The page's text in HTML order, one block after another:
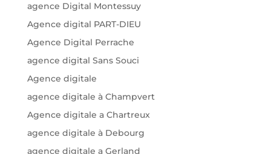
agence Digital Montessuy
Agence digital PART-DIEU
Agence Digital Perrache
agence digital Sans Souci
Agence digitale
agence digitale à Champvert
Agence digitale a Chartreux
agence digitale à Debourg
agence digitale a Gerland